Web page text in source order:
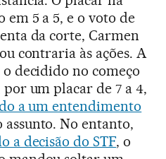
em 5 a 5, e o voto de
da corte, Carmen
contraria às ações. A
decidido no começo
um placar de 7 a 4,
a um entendimento
No entanto,
a decisão do STF, o